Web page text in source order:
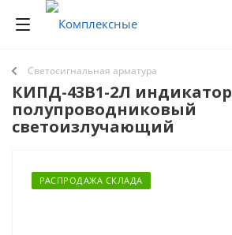
Светосигнальная арматура
КИПД-43В1-2Л индикатор
полупроводниковый
светоизлучающий
РАСПРОДАЖА СКЛАДА